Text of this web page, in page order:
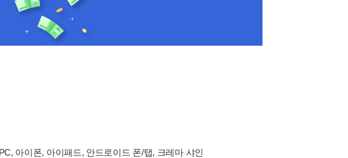
아이폰, 아이패드, 안드로이드 폰/탭, 크레마 샤인